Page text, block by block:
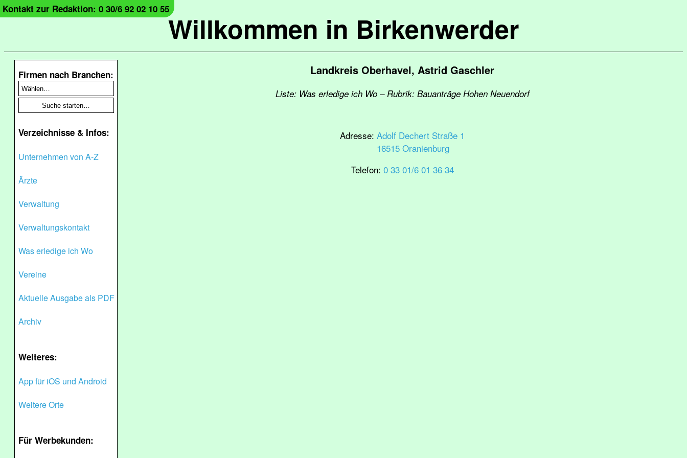
Willkommen in Birkenwerder
Kontakt zur Redaktion: 0 30/6 92 02 10 55
Firmen nach Branchen:
Verzeichnisse & Infos:
Unternehmen von A-Z
Ärzte
Verwaltung
Verwaltungskontakt
Was erledige ich Wo
Vereine
Aktuelle Ausgabe als PDF
Archiv
Weiteres:
App für iOS und Android
Weitere Orte
Für Werbekunden:
Landkreis Oberhavel, Astrid Gaschler
Liste: Was erledige ich Wo – Rubrik: Bauanträge Hohen Neuendorf
Adresse: Adolf Dechert Straße 1
16515 Oranienburg
Telefon: 0 33 01/6 01 36 34